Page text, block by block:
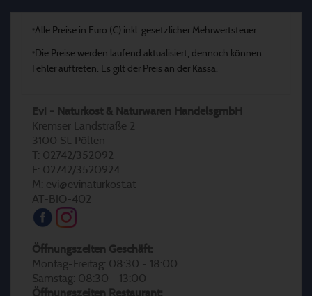
*Alle Preise in Euro (€) inkl. gesetzlicher Mehrwertsteuer
* Die Preise werden laufend aktualisiert, dennoch können
Fehler auftreten. Es gilt der Preis an der Kassa.
Evi - Naturkost & Naturwaren HandelsgmbH
Kremser Landstraße 2
3100 St. Pölten
T: 02742/352092
F: 02742/3520924
M: evi@evinaturkost.at
AT-BIO-402
Öffnungszeiten Geschäft:
Montag-Freitag: 08:30 - 18:00
Samstag: 08:30 - 13:00
Öffnungszeiten Restaurant: